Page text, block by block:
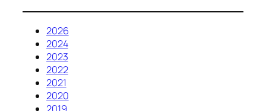
2026
2024
2023
2022
2021
2020